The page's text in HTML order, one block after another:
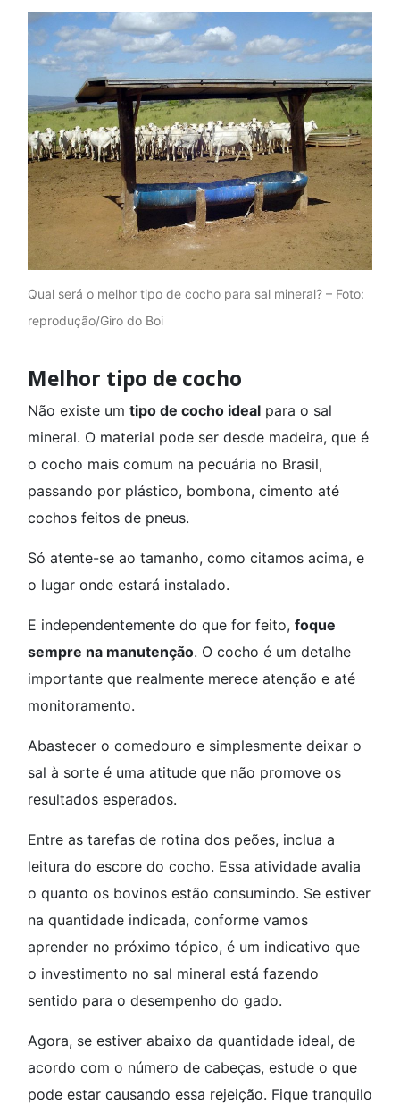
Qual será o melhor tipo de cocho para sal mineral? – Foto:
reprodução/Giro do Boi
Melhor tipo de cocho
Não existe um tipo de cocho ideal para o sal
mineral. O material pode ser desde madeira, que é
o cocho mais comum na pecuária no Brasil,
passando por plástico, bombona, cimento até
cochos feitos de pneus.
Só atente-se ao tamanho, como citamos acima, e
o lugar onde estará instalado.
E independentemente do que for feito, foque
sempre na manutenção. O cocho é um detalhe
importante que realmente merece atenção e até
monitoramento.
Abastecer o comedouro e simplesmente deixar o
sal à sorte é uma atitude que não promove os
resultados esperados.
Entre as tarefas de rotina dos peões, inclua a
leitura do escore do cocho. Essa atividade avalia
o quanto os bovinos estão consumindo. Se estiver
na quantidade indicada, conforme vamos
aprender no próximo tópico, é um indicativo que
o investimento no sal mineral está fazendo
sentido para o desempenho do gado.
Agora, se estiver abaixo da quantidade ideal, de
acordo com o número de cabeças, estude o que
pode estar causando essa rejeição. Fique tranquilo